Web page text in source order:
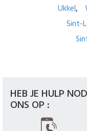
Ukkel
Sint-
HEB JE HULP
ONS OP :